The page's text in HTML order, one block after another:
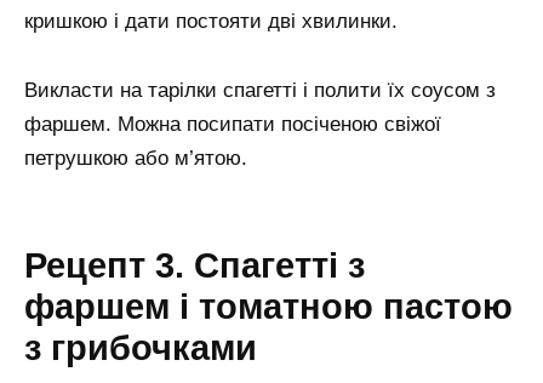
кришкою і дати постояти дві хвилинки.
Викласти на тарілки спагетті і полити їх соусом з
фаршем. Можна посипати посіченою свіжої
петрушкою або м’ятою.
Рецепт 3. Спагетті з
фаршем і томатною пастою
з грибочками